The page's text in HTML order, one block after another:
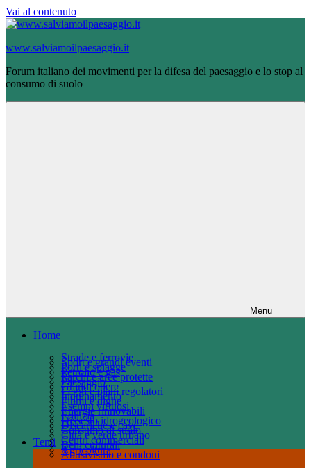
Vai al contenuto
www.salviamoilpaesaggio.it
Forum italiano dei movimenti per la difesa del paesaggio e lo stop al
consumo di suolo
Menu
Home
Temi
Abusivismo e condoni
Agricoltura
Beni culturali
Centri commerciali
Città e verde urbano
Consumo di suolo
Discariche e cave
Dissesto idrogeologico
Edilizia
Energie rinnovabili
Esempi virtuosi
Fiumi e dighe
Inquinamento
Leggi e piani regolatori
Grandi opere
Paesaggio
Parchi e aree protette
Petrolio e gas
Porti e spiagge
Sport e grandi eventi
Strade e ferrovie